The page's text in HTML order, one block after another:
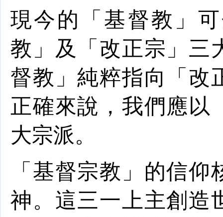
現今的「基督教」
教 」及「改正宗」三
督教」純粹指向「改
正確來說，我們應以
大宗派。
「基督宗教」的信仰
神。這三一上主創造